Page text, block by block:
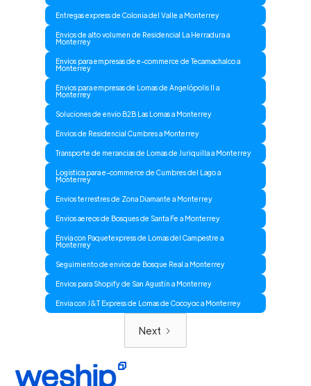
Entregas express de Colonia del Valle a Monterrey
Envios de alto volumen de Residencial La Herradura a
Monterrey
Envios para empresas de e-commerce de Tecamachalco a
Monterrey
Envios para empresas de Lomas de Angelópolis II a
Monterrey
Soluciones de envio B2B Las Lomas a Monterrey
Envios de Residencial Cumbres a Monterrey
Transporte de merancias de Lomas de Juriquilla a Monterrey
Logistica para e-commerce de Cumbres del Lago a
Monterrey
Envios terrestres de Zona Diamante a Monterrey
Envios aereos de Bosques de Santa Fe a Monterrey
Envia con Paquetexpress de Lomas del Campestre a
Monterrey
Seguimiento de envíos de Bosque Real a Monterrey
Envios para Shopify de San Agustín a Monterrey
Envia con J&T Express de Lomas de Cocoyoc a Monterrey
Next